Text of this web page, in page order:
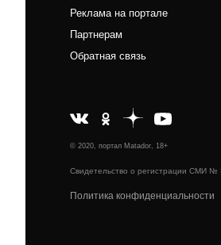
Реклама на портале
Партнерам
Обратная связь
© 2020, портал Matador, 18+
Свидетельство о регистрации СМИ
Политика конфиденциальности